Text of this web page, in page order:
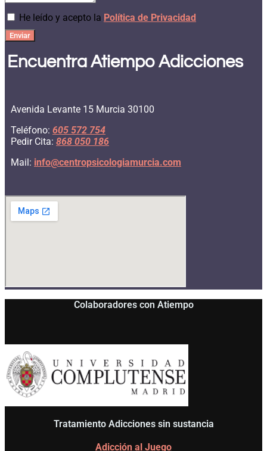
He leído y acepto la Política de Privacidad
Enviar
Encuentra Atiempo Adicciones
Avenida Levante 15 Murcia 30100
Teléfono: 605 572 754
Pedir Cita: 868 050 186
Mail: info@centropsicologiamurcia.com
Colaboradores con Atiempo
Tratamiento Adicciones sin sustancia
Adicción al Juego